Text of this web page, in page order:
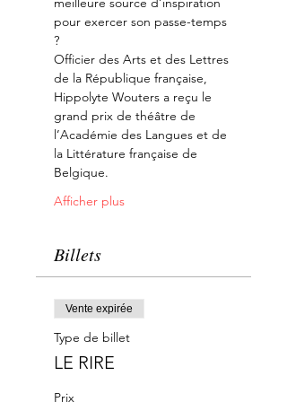
pour exercer son passe-temps
?
Officier des Arts et des Lettres
de la République française,
Hippolyte Wouters a reçu le
grand prix de théâtre de
l’Académie des Langues et de
la Littérature française de
Belgique.
Afficher plus
Billets
Vente expirée
Type de billet
LE RIRE
Prix